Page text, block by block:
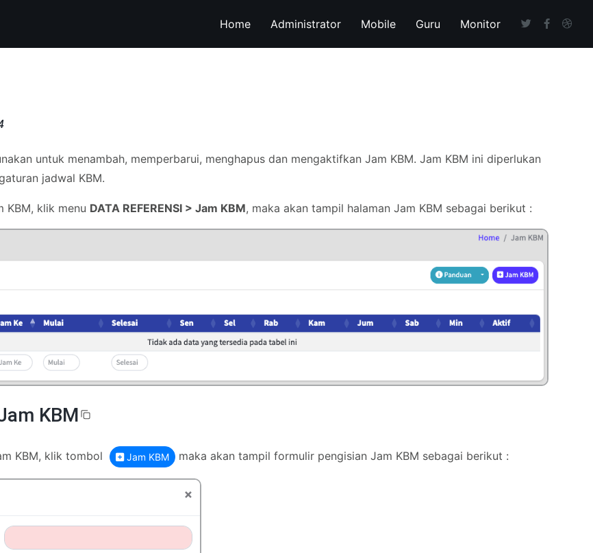
Home Administrator Mobile Guru Monitor
untuk menambah, memperbarui, menghapus dan mengaktifkan Jam KBM. Jam KBM ini diperlukan
jadwal KBM.
KBM, klik menu DATA REFERENSI > Jam KBM, maka akan tampil halaman Jam KBM sebagai berikut :
KBM
KBM, klik tombol Jam KBM maka akan tampil formulir pengisian Jam KBM sebagai berikut :